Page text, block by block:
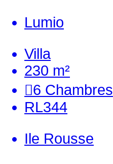
Lumio
Villa
230 m²
6 Chambres
RL344
Ile Rousse